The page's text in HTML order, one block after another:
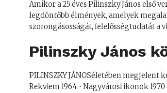
Amikor a 25 éves Pilinszky János első
legdöntőbb élmények, amelyek
szorongásosságát, felelősségtudatát a
Pilinszky János
PILINSZKY JÁNOSéletében megjelent
Rekviem 1964 • Nagyvárosi ikonok 1970